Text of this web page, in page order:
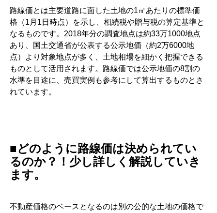
路線価とは主要道路に面した土地の1㎡あたりの標準価
格（1月1日時点）を示し、相続税や贈与税の算定基準と
なるものです。2018年分の調査地点は約33万1000地点
あり、国土交通省が公表する公示地価（約2万6000地
点）より対象地点が多く、土地相場を細かく把握できる
ものとして活用されます。路線価では公示地価の8割の
水準を目途に、売買実例も参考にして算出するものとさ
れています。
■どのように路線価は決められてい
るのか？！少し詳しく解説していき
ます。
不動産価格のベースとなるのは別の公的な土地の価格で